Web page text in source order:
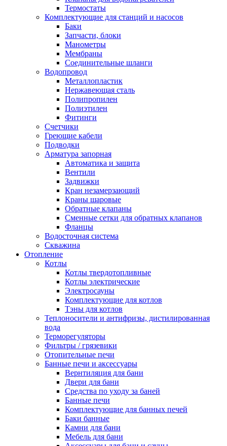
Вакансии
Термостаты
Комплектующие для станций и насосов
Баки
Запчасти, блоки
Манометры
Мембраны
Соединительные шланги
Водопровод
Металлопластик
Нержавеющая сталь
Полипропилен
Полиэтилен
Фитинги
Счетчики
Греющие кабели
Подводки
Арматура запорная
Автоматика и защита
Вентили
Задвижки
Кран незамерзающий
Краны шаровые
Обратные клапаны
Сменные сетки для обратных клапанов
Фланцы
Водосточная система
Скважина
Отопление
Котлы
Котлы твердотопливные
Котлы электрические
Электросауны
Комплектующие для котлов
Тэны для котлов
Теплоносители и антифризы, дистилированная
вода
Терморегуляторы
Фильтры / грязевики
Отопительные печи
Банные печи и аксессуары
Вернтиляция для бани
Двери для бани
Средства по уходу за баней
Банные печи
Комплектующие для банных печей
Баки банные
Камни для бани
Мебель для бани